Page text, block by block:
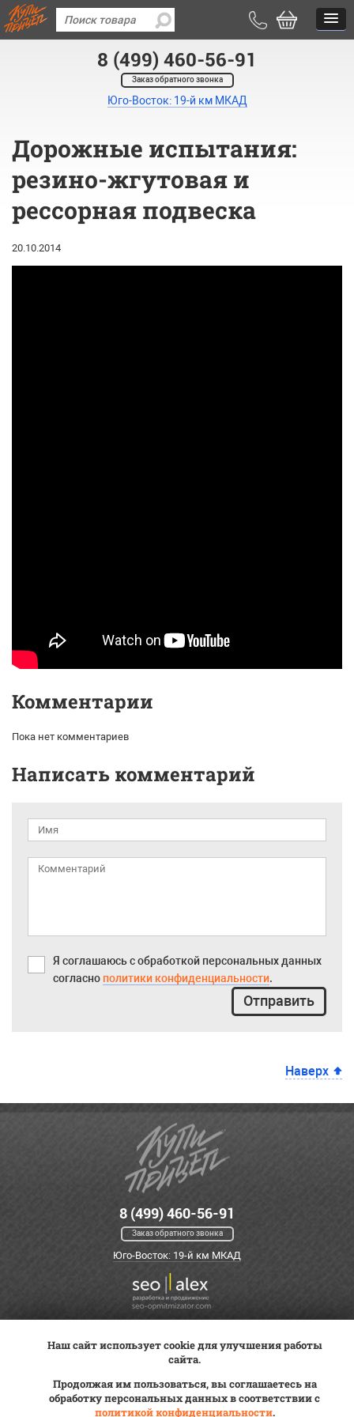
8 (499) 460-56-91
Заказ обратного звонка
Юго-Восток: 19-й км МКАД
Дорожные испытания:
резино-жгутовая и
рессорная подвеска
20.10.2014
Комментарии
Пока нет комментариев
Написать комментарий
Я соглашаюсь с обработкой персональных данных
согласно политики конфиденциальности.
Отправить
Наверх
8 (499) 460-56-91
Заказ обратного звонка
Юго-Восток: 19-й км МКАД
Постановка на учет
Трейд-ин
Статьи
ВК Видео
Наш сайт использует cookie для улучшения работы
сайта.
Продолжая им пользоваться, вы соглашаетесь на
обработку персональных данных в соответствии с
политикой конфиденциальности.